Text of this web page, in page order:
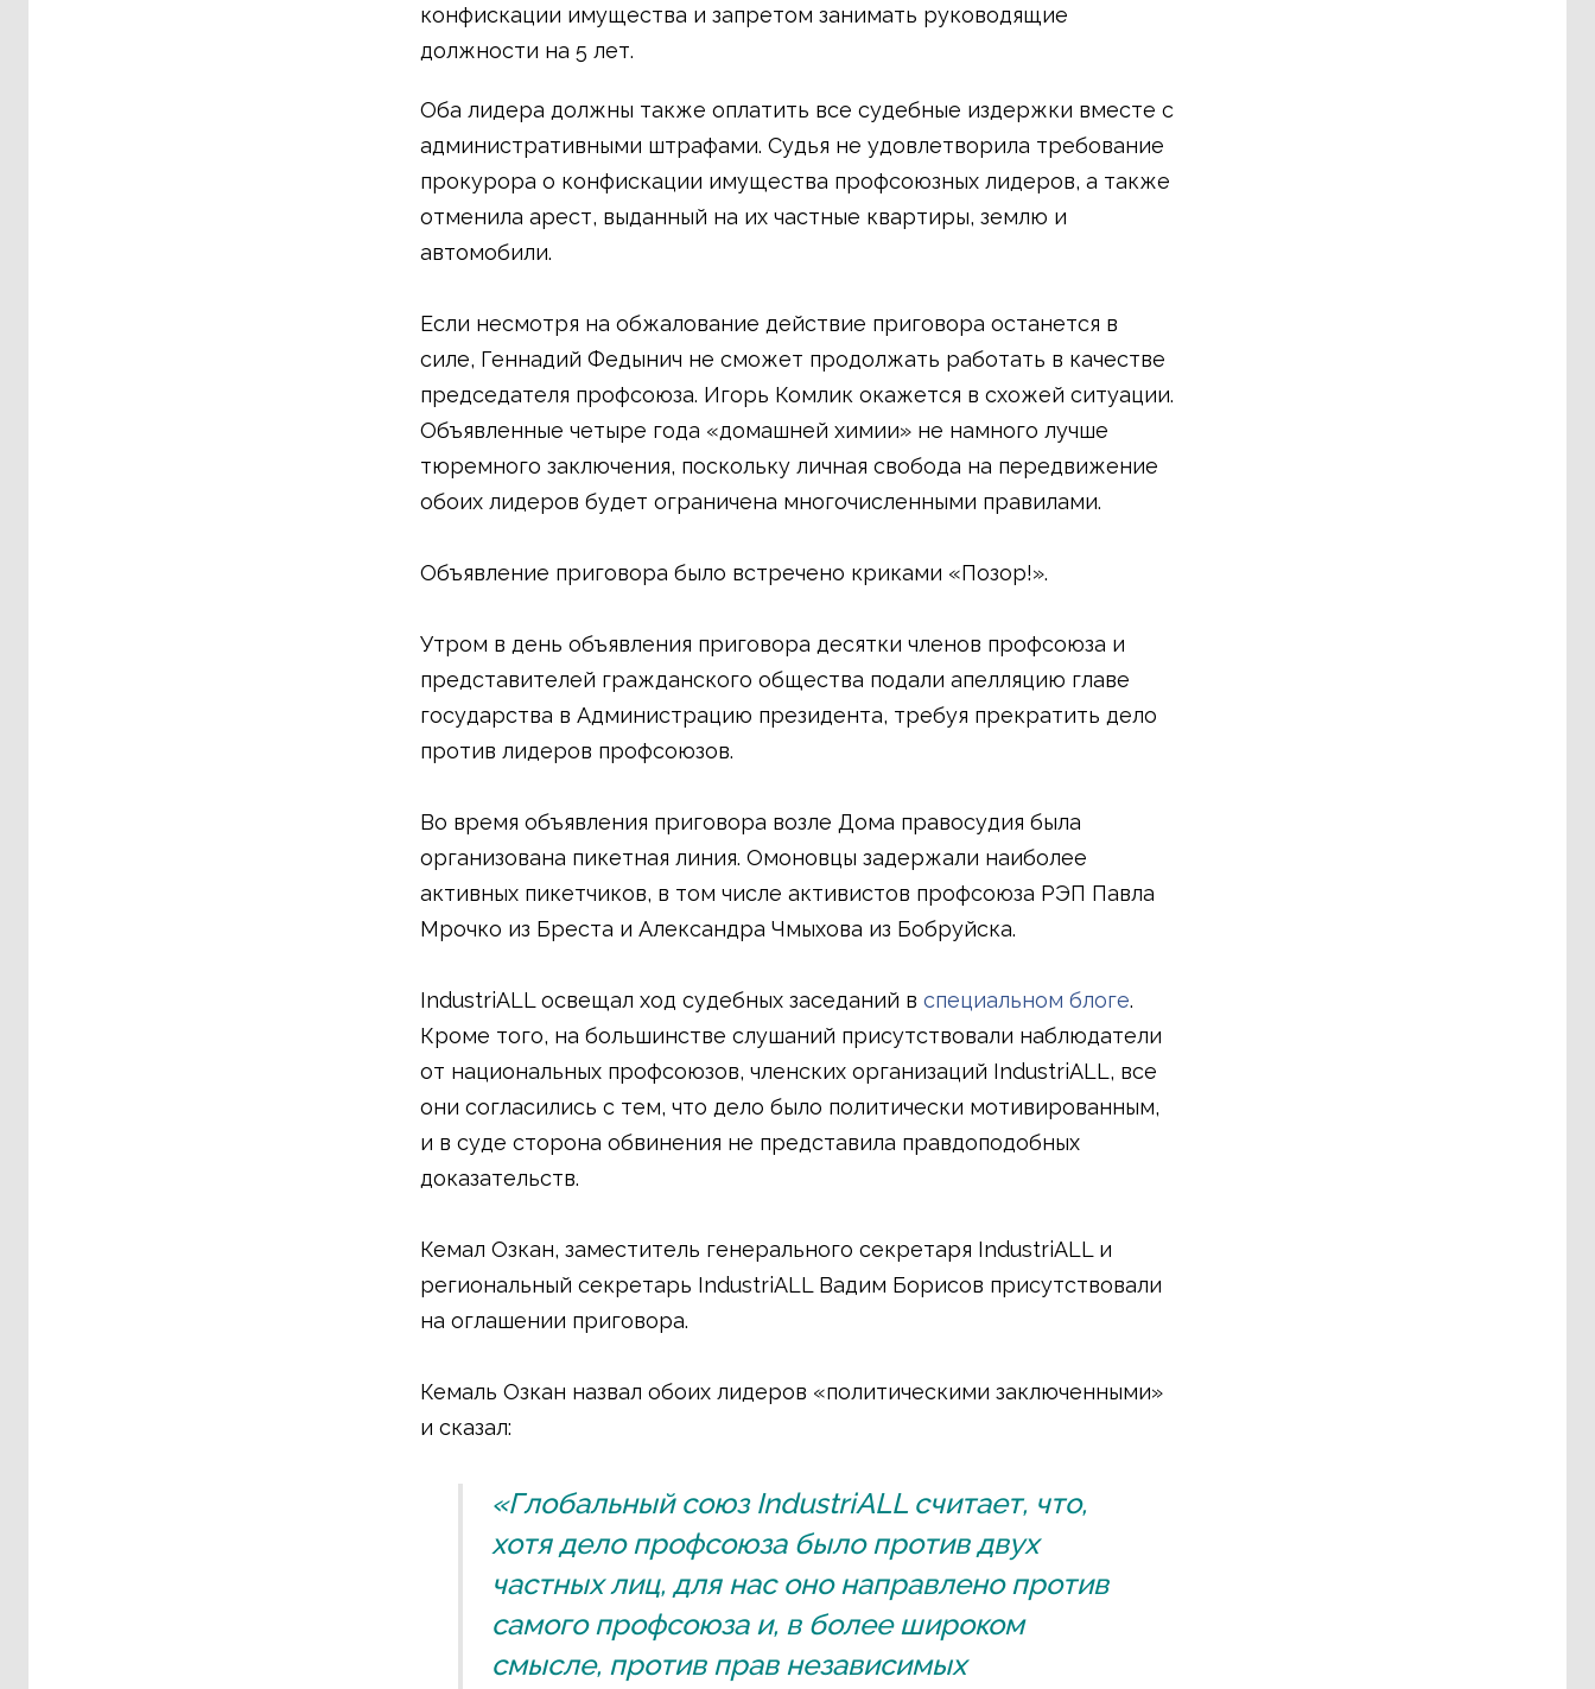
конфискации имущества и запретом занимать руководящие
должности на 5 лет.
Оба лидера должны также оплатить все судебные издержки вместе с
административными штрафами. Судья не удовлетворила требование
прокурора о конфискации имущества профсоюзных лидеров, а также
отменила арест, выданный на их частные квартиры, землю и
автомобили.
Если несмотря на обжалование действие приговора останется в
силе, Геннадий Федынич не сможет продолжать работать в качестве
председателя профсоюза. Игорь Комлик окажется в схожей ситуации.
Объявленные четыре года «домашней химии» не намного лучше
тюремного заключения, поскольку личная свобода на передвижение
обоих лидеров будет ограничена многочисленными правилами.
Объявление приговора было встречено криками «Позор!».
Утром в день объявления приговора десятки членов профсоюза и
представителей гражданского общества подали апелляцию главе
государства в Администрацию президента, требуя прекратить дело
против лидеров профсоюзов.
Во время объявления приговора возле Дома правосудия была
организована пикетная линия. Омоновцы задержали наиболее
активных пикетчиков, в том числе активистов профсоюза РЭП Павла
Мрочко из Бреста и Александра Чмыхова из Бобруйска.
IndustriALL освещал ход судебных заседаний в специальном блоге.
Кроме того, на большинстве слушаний присутствовали наблюдатели
от национальных профсоюзов, членских организаций IndustriALL, все
они согласились с тем, что дело было политически мотивированным,
и в суде сторона обвинения не представила правдоподобных
доказательств.
Кемал Озкан, заместитель генерального секретаря IndustriALL и
региональный секретарь IndustriALL Вадим Борисов присутствовали
на оглашении приговора.
Кемаль Озкан назвал обоих лидеров «политическими заключенными»
и сказал:
«Глобальный союз IndustriALL считает, что,
хотя дело профсоюза было против двух
частных лиц, для нас оно направлено против
самого профсоюза и, в более широком
смысле, против прав независимых